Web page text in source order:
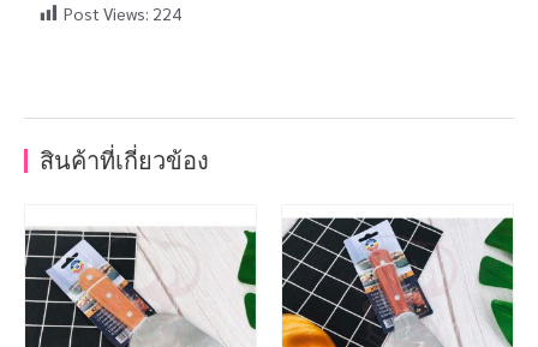
Post Views: 224
สินค้าที่เกี่ยวข้อง